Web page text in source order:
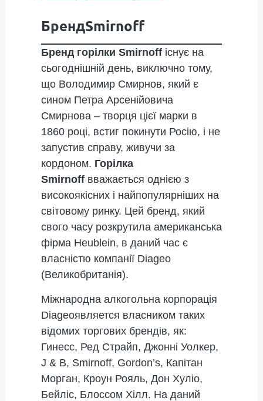
БрендSmirnoff
Бренд горілки Smirnoff існує на
сьогоднішній день, виключно тому,
що Володимир Смирнов, який є
сином Петра Арсенійовича
Смирнова – творця цієї марки в
1860 році, встиг покинути Росію, і не
запустив справу, живучи за
кордоном. Горілка
Smirnoff вважається однією з
високоякісних і найпопулярніших на
світовому ринку. Цей бренд, який
свого часу розкрутила американська
фірма Heublein, в даний час є
власністю компанії Diageo
(Великобританія).
Міжнародна алкогольна корпорація
Diageoявляется власником таких
відомих торгових брендів, як:
Гинесс, Ред Страйп, Джонні Уолкер,
J & B, Smirnoff, Gordon’s, Капітан
Морган, Кроун Рояль, Дон Хуліо,
Бейліс, Блоссом Хілл. На даний